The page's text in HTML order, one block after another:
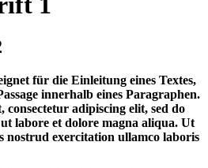
für die Einleitung eines Textes,
innerhalb eines Paragraphen.
adipiscing elit, sed do
labore et dolore magna aliqua. Ut
nostrud exercitation ullamco laboris